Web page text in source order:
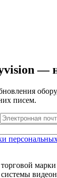
—
писем.